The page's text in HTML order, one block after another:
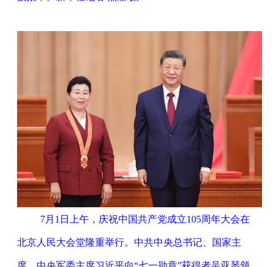
7月1日上午，庆祝中国共产党成立105周年大会在
北京人民大会堂隆重举行。中共中央总书记、国家主